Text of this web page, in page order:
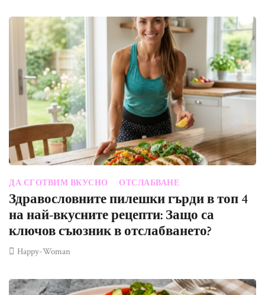
ДА СГОТВИМ ВКУСНО ОТСЛАБВАНЕ
Здравословните пилешки гърди в топ 4
на най-вкусните рецепти: Защо са
ключов съюзник в отслабването?
Happy-Woman